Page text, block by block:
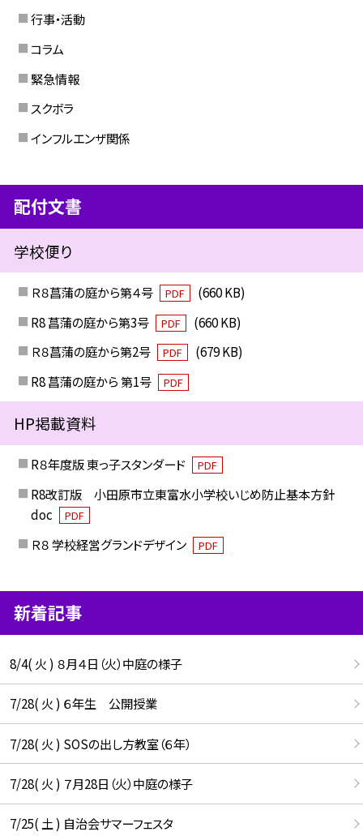
行事・活動
コラム
緊急情報
スクボラ
インフルエンザ関係
配付文書
学校便り
Ｒ８菖蒲の庭から第４号 PDF
(660 KB)
R8 菖蒲の庭から第3号
PDF
(660 KB)
Ｒ８菖蒲の庭から第2号
PDF
(679 KB)
R8 菖蒲の庭から 第1号
PDF
HP掲載資料
R８年度版 東っ子スタンダード PDF
R8改訂版 小田原市立東富水小学校いじめ防止基本方針
doc
PDF
Ｒ８ 学校経営グランドデザイン PDF
新着記事
8/4( 火 ) ８月４日（火）中庭の様子
7/28( 火 ) ６年生 公開授業
7/28( 火 ) SOSの出し方教室（６年）
7/28( 火 ) ７月28日（火）中庭の様子
7/25( 土 ) 自治会サマーフェスタ